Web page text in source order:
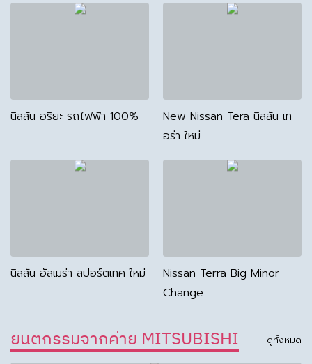
นิสสัน อริยะ รถไฟฟ้า 100%
New Nissan Tera นิสสัน เท
อร่า ใหม่
นิสสัน อัลเมร่า สปอร์ตเทค ใหม่
Nissan Terra Big Minor
Change
ยนตกรรมจากค่าย MITSUBISHI ดูทั้งหมด